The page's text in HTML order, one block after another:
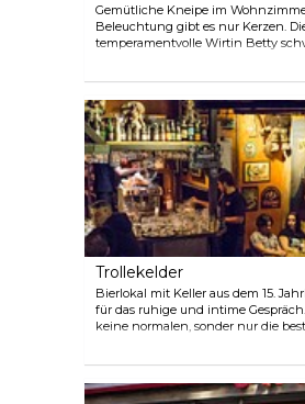
Gemütliche Kneipe im
Beleuchtung gibt es nur Kerzen.
temperamentvolle Wirtin Betty
Zepter. Hier löscht man nicht
sondern genießt man ein Stück
Lust und Talent hat, setzt sich ans
Anfrage öffnen sich die Türen
Gruppen, Versammlungen und
Trollekelder
Bierlokal mit Keller aus dem 15.
für das ruhige und intime
keine normalen, sonder nur die